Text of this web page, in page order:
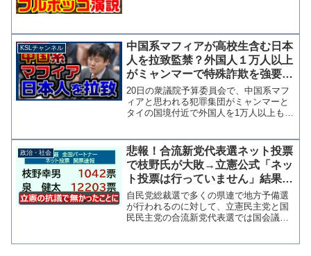
KSLチャンネル
中国系マフィアが高校生含む日本
人を拉致監禁？外国人１万人以上
がミャンマーで特殊詐欺を強要さ
れている【KSLチャンネル】
20日の衆議院予算委員会で、中国系マフ
ィアと思われる犯罪集団がミャンマーと
タイの国境付近で外国人を1万人以上も監
も30人以上が監禁されているとみられ未
成年者などをタイに...
政治・社会
悲報！合流新党代表選ネット投票
で枝野氏が大敗→立憲公式「ネッ
ト投票は行っていません」結果を
受け入れず無かったことにする模
様
自民党総裁選で多くの県連で地方予備選
が行われるのに対して、立憲民主党と国
民民主党の合流新党代表選では国会議員